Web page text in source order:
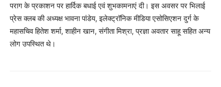
पराग के प्रकाशन पर हार्दिक बधाई एवं शुभकामनाएं दी। इस अवसर पर भिलाई
प्रेस क्लब की अध्यक्ष भावना पांडेय, इलेक्ट्रॉनिक मीडिया एसोसिएशन दुर्ग के
महासचिव हितेश शर्मा, शाहीन खान, संगीता मिश्रा, प्रज्ञा अवतार साहू सहित अन्य
लोग उपस्थित थे।